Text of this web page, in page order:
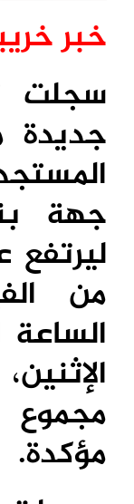
خبر
سجلت
جديدة
جهة
ليرتفع
من
مؤكدة.